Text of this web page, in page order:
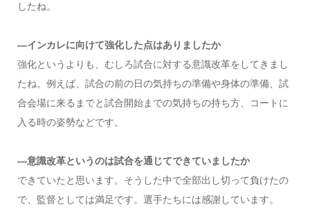
したね。
―インカレに向けて強化した点はありましたか
強化というよりも、むしろ試合に対する意識改革をしてきまし
たね。例えば、試合の前の日の気持ちの準備や身体の準備、試
合会場に来るまでと試合開始までの気持ちの持ち方、コートに
入る時の姿勢などです。
―意識改革というのは試合を通じてできていましたか
できていたと思います。そうした中で全部出し切って負けたの
で、監督としては満足です。選手たちには感謝しています。